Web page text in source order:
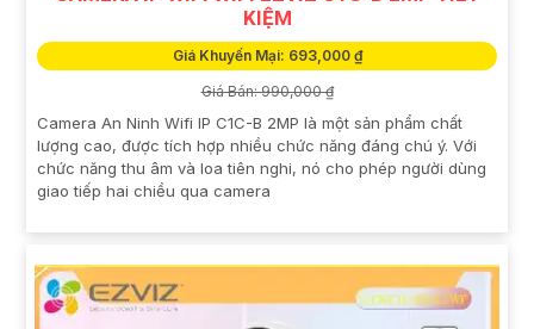
KIỆM
Giá Khuyến Mại: 693,000 ₫
Giá Bán: 990,000 ₫
Camera An Ninh Wifi IP C1C-B 2MP là một sản phẩm chất
lượng cao, được tích hợp nhiều chức năng đáng chú ý. Với
chức năng thu âm và loa tiên nghi, nó cho phép người dùng
giao tiếp hai chiều qua camera